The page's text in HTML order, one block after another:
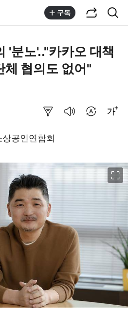
구독
'분노'.."카카오 대책
체 협의도 없어"
공인연합회